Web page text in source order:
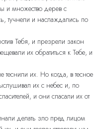
и множество дерев с
и наслаждались по
Тебя, и презрели закон
их обратиться к Тебе, и
теснили их. Но когда, в тесное
их с небес и, по
и они спасали их от
делать зло пред лицом